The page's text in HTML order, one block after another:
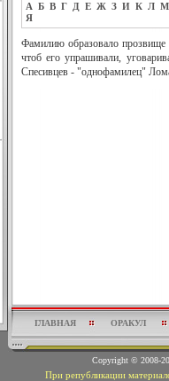
А Б В Г Д Е Ж З И К Л М
Я
Фамилию образовало
чтоб его упрашивали,
Спесивцев - "однофамилец"
ГЛАВНАЯ ОРАКУЛ
Copyright © 2008-
При републикации